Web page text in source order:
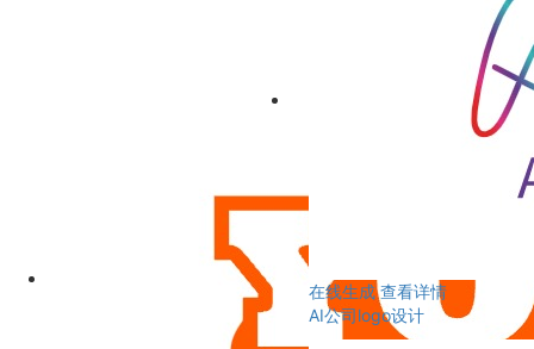
在线生成 查看详情
AI公司logo设计